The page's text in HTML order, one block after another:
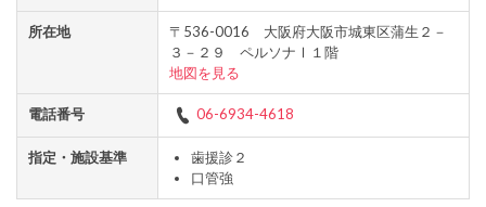
所在地
〒536-0016 大阪府大阪市城東区蒲生２－
３－２９ ペルソナⅠ１階
地図を見る
電話番号 06-6934-4618
指定・施設基準
歯援診２
口管強